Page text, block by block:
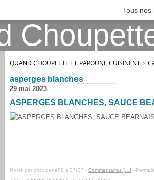
Tous nos
QUAND CHOUPETTE ET PAPOUNE CUISINENT >
asperges blanches
29 mai 2023
ASPERGES BLANCHES, SAUCE
Posté par choupette88 à 07:37 - Commentaires [ ] -